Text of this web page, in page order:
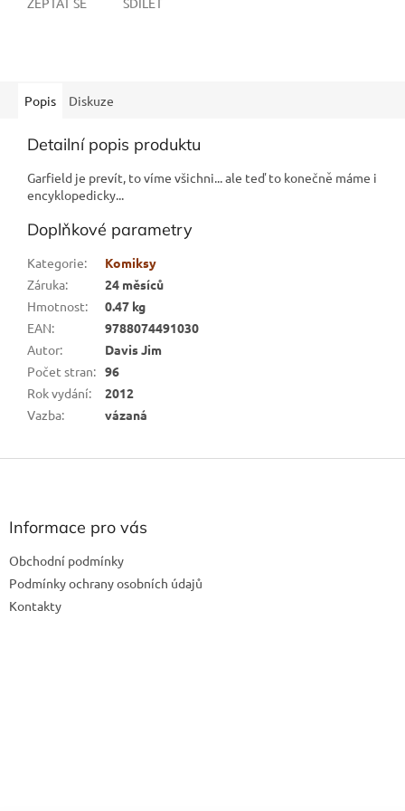
Popis Diskuze
Detailní popis produktu
Garfield je prevít, to víme všichni... ale teď to konečně máme i
encyklopedicky...
Doplňkové parametry
Kategorie:
Komiksy
Záruka:
24 měsíců
Hmotnost:
0.47 kg
EAN:
9788074491030
Autor:
Davis Jim
Počet stran: 96
Rok vydání:
2012
Vazba: vázaná
Z
Informace pro vás
Obchodní podmínky
Podmínky ochrany osobních údajů
Kontakty